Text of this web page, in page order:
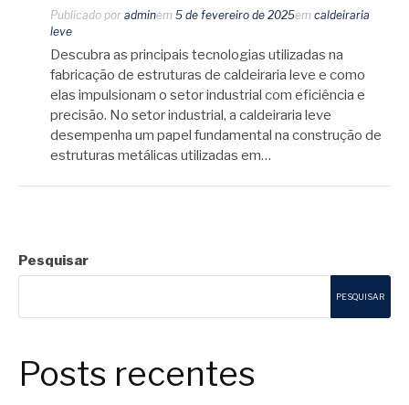
Publicado por adminem 5 de fevereiro de 2025em caldeiraria
leve
Descubra as principais tecnologias utilizadas na
fabricação de estruturas de caldeiraria leve e como
elas impulsionam o setor industrial com eficiência e
precisão. No setor industrial, a caldeiraria leve
desempenha um papel fundamental na construção de
estruturas metálicas utilizadas em…
Pesquisar
PESQUISAR
Posts recentes